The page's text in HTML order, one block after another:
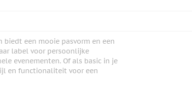
biedt een mooie pasvorm en een
label voor persoonlijke
evenementen. Of als basic in je
en functionaliteit voor een